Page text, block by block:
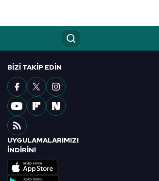
BIZI TAKIP EDIN
UYGULAMALARIMIZI
İNDİRİN!